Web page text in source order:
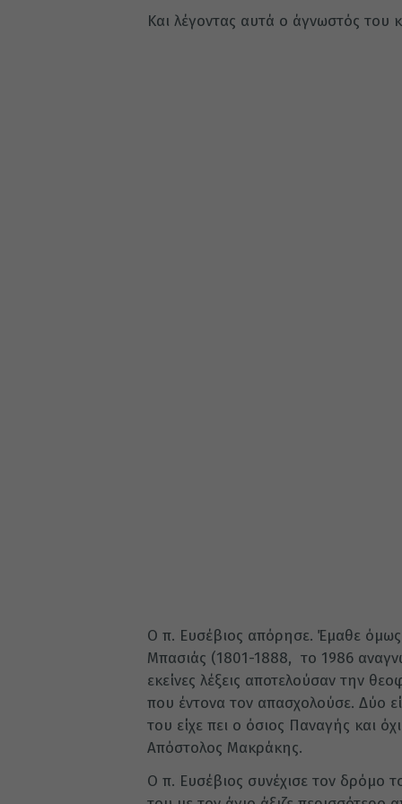
Και λέγοντας αυτά ο άγνωστός του
Ο π. Ευσέβιος απόρησε. Έμαθε
Μπασιάς (1801-1888, το 1986
εκείνες λέξεις αποτελούσαν την
που έντονα τον απασχολούσε. Δύο
του είχε πει ο όσιος Παναγής και
Απόστολος Μακράκης.
Ο π. Ευσέβιος συνέχισε τον δρόμο